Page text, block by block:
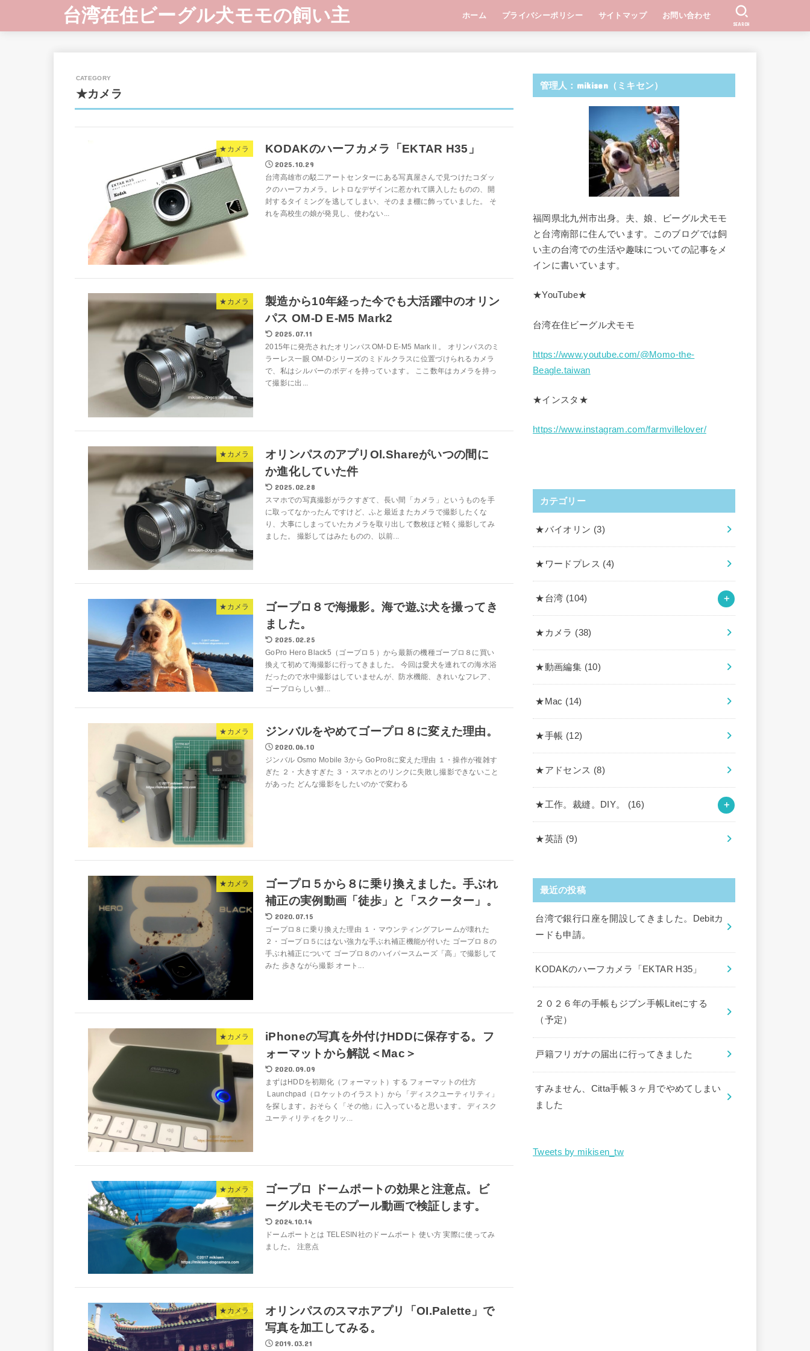
台湾在住ビーグル犬モモの飼い主 ホーム プライバシーポリシー サイトマップ お問い合わせ
SEARCH
★カメラ
★カメラ KODAKのハーフカメラ「EKTAR H35」
2025.10.29
台湾高雄市の駁二アートセンターにある写真屋さんで見つけたコダッ
クのハーフカメラ。レトロなデザインに惹かれて購入したものの、開
封するタイミングを逃してしまい、そのまま棚に飾っていました。 そ
れを高校生の娘が発見し、使わない...
★カメラ
製造から10年経った今でも大活躍中のオリン
パス OM-D E-M5 Mark2
2025.07.11
2015年に発売されたオリンパスOM-D E-M5 MarkⅡ。 オリンパスのミ
ラーレス一眼 OM-Dシリーズのミドルクラスに位置づけられるカメラ
で、私はシルバーのボディを持っています。 ここ数年はカメラを持っ
て撮影に出...
★カメラ
オリンパスのアプリOl.Shareがいつの間に
か進化していた件
2025.02.28
スマホでの写真撮影がラクすぎて、長い間「カメラ」というものを手
に取ってなかったんですけど、ふと最近またカメラで撮影したくな
り、大事にしまっていたカメラを取り出して数枚ほど軽く撮影してみ
ました。 撮影してはみたものの、以前...
★カメラ
ゴープロ８で海撮影。海で遊ぶ犬を撮ってき
ました。
2025.02.25
GoPro Hero Black5（ゴープロ５）から最新の機種ゴープロ８に買い
換えて初めて海撮影に行ってきました。 今回は愛犬を連れての海水浴
だったので水中撮影はしていませんが、防水機能、きれいなフレア、
ゴープロらしい鮮...
★カメラ ジンバルをやめてゴープロ８に変えた理由。
2020.06.10
ジンバル Osmo Mobile 3から GoPro8に変えた理由 １・操作が複雑す
ぎた ２・大きすぎた ３・スマホとのリンクに失敗し撮影できないこと
があった どんな撮影をしたいのかで変わる
★カメラ
ゴープロ５から８に乗り換えました。手ぶれ
補正の実例動画「徒歩」と「スクーター」。
2020.07.15
ゴープロ８に乗り換えた理由 １・マウンティングフレームが壊れた
２・ゴープロ５にはない強力な手ぶれ補正機能が付いた ゴープロ８の
手ぶれ補正について ゴープロ８のハイパースムーズ「高」で撮影して
みた 歩きながら撮影 オート...
★カメラ
iPhoneの写真を外付けHDDに保存する。フ
ォーマットから解説＜Mac＞
2020.09.09
まずはHDDを初期化（フォーマット）する フォーマットの仕方
Launchpad（ロケットのイラスト）から「ディスクユーティリティ」
を探します。おそらく「その他」に入っていると思います。 ディスク
ユーティリティをクリッ...
★カメラ
ゴープロ ドームポートの効果と注意点。ビ
ーグル犬モモのプール動画で検証します。
2024.10.14
ドームポートとは TELESIN社のドームポート 使い方 実際に使ってみ
ました。 注意点
★カメラ
オリンパスのスマホアプリ「OI.Palette」で
写真を加工してみる。
2019.03.21
管理人：mikisen（ミキセン）
福岡県北九州市出身。夫、娘、ビーグル犬モモ
と台湾南部に住んでいます。このブログでは飼
い主の台湾での生活や趣味についての記事をメ
インに書いています。
★YouTube★
台湾在住ビーグル犬モモ
https://www.youtube.com/@Momo-the-
Beagle.taiwan
★インスタ★
https://www.instagram.com/farmvillelover/
カテゴリー
★バイオリン (3)
★ワードプレス (4)
★台湾 (104)
★カメラ (38)
★動画編集 (10)
★Mac (14)
★手帳 (12)
★アドセンス (8)
★工作。裁縫。DIY。 (16)
★英語 (9)
最近の投稿
台湾で銀行口座を開設してきました。Debitカ
ードも申請。
KODAKのハーフカメラ「EKTAR H35」
２０２６年の手帳もジブン手帳Liteにする
（予定）
戸籍フリガナの届出に行ってきました
すみません、Citta手帳３ヶ月でやめてしまい
ました
Tweets by mikisen_tw